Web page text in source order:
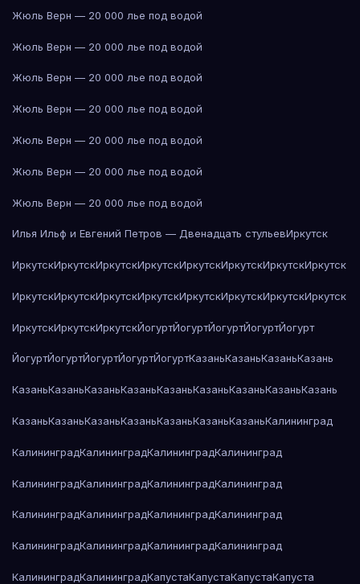
Жюль Верн — 20 000 лье под водой
Жюль Верн — 20 000 лье под водой
Жюль Верн — 20 000 лье под водой
Жюль Верн — 20 000 лье под водой
Жюль Верн — 20 000 лье под водой
Жюль Верн — 20 000 лье под водой
Жюль Верн — 20 000 лье под водой
Илья Ильф и Евгений Петров — Двенадцать стульевИркутск
ИркутскИркутскИркутскИркутскИркутскИркутскИркутскИркутск
ИркутскИркутскИркутскИркутскИркутскИркутскИркутскИркутск
ИркутскИркутскИркутскЙогуртЙогуртЙогуртЙогуртЙогурт
ЙогуртЙогуртЙогуртЙогуртЙогуртКазаньКазаньКазаньКазань
КазаньКазаньКазаньКазаньКазаньКазаньКазаньКазаньКазань
КазаньКазаньКазаньКазаньКазаньКазаньКазаньКалининград
КалининградКалининградКалининградКалининград
КалининградКалининградКалининградКалининград
КалининградКалининградКалининградКалининград
КалининградКалининградКалининградКалининград
КалининградКалининградКапустаКапустаКапустаКапуста